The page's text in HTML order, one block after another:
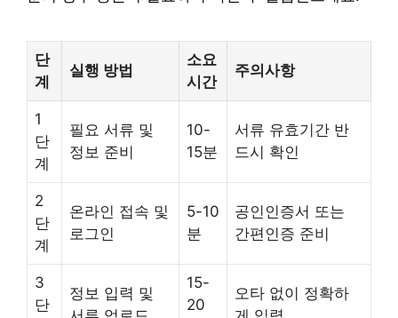
단
계
실행 방법
소요
시간
주의사항
1
단
계
필요 서류 및
정보 준비
10-
15분
서류 유효기간 반
드시 확인
2
단
계
온라인 접속 및
로그인
5-10
분
공인인증서 또는
간편인증 준비
3
단
정보 입력 및
15-
20
오타 없이 정확하